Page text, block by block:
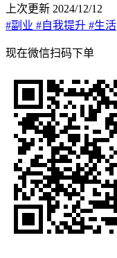
上次更新 2024/12/12
#副业 #自我提升 #生活
现在微信扫码下单